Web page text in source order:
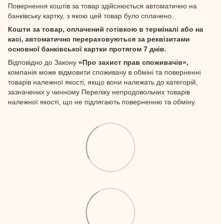
Повернення коштів за товар здійснюється автоматично на
банківську картку, з якою цей товар було сплачено.
Кошти за товар, оплачений готівкою в терміналі або на
касі, автоматично перераховуються за реквізитами
основної банківської картки протягом 7 днів.
Відповідно до Закону «Про захист прав споживачів»,
компанія може відмовити споживачу в обміні та поверненні
товарів належної якості, якщо вони належать до категорій,
зазначених у чинному Переліку непродовольчих товарів
належної якості, що не підлягають поверненню та обміну.